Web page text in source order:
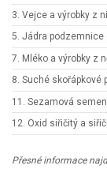
3. Vejce a výrobky z
5. Jádra podzemnice
7. Mléko a výrobky z
8. Suché skořápkové
11. Sezamová
12. Oxid siřičitý a
Přesné informace